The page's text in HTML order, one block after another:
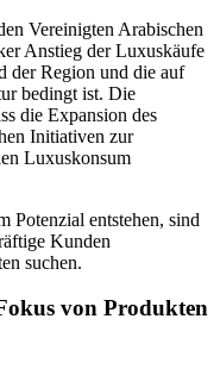
Vereinigten Arabischen
Anstieg der Luxuskäufe
der Region und die auf
bedingt ist. Die
die Expansion des
Initiativen zur
Luxuskonsum
Potenzial entstehen, sind
Kunden
suchen.
von Produkten